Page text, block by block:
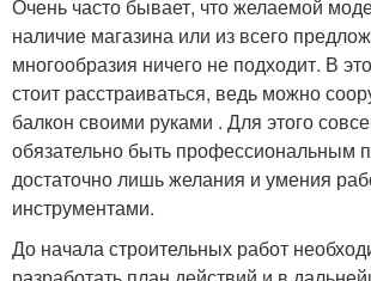
Очень часто бывает, что желаемой
наличие магазина или из всего
многообразия ничего не подходит. В
стоит расстраиваться, ведь можно
балкон своими руками . Для этого
обязательно быть профессиональным
достаточно лишь желания и умения
инструментами.
До начала строительных работ